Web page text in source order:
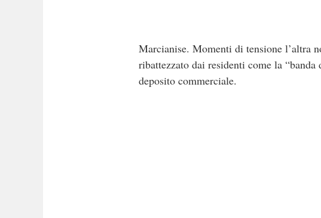
Marcianise. Momenti di tensione l’altra
ribattezzato dai residenti come la
deposito commerciale.